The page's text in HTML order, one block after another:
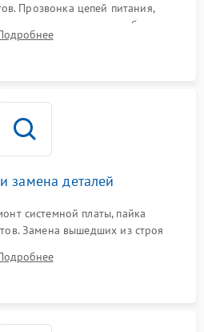
Прозвонка цепей питания,
моторов колес и турбины
оптических и инфракрасных
замена деталей
системной платы, пайка
Замена вышедших из строя
аккумулятора, неисправного
воды. Восстановление шлейфов и